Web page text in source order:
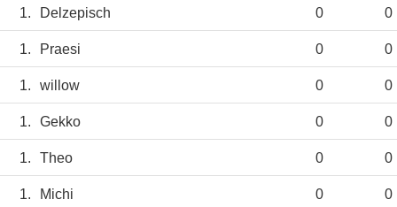
1. Delzepisch 0 0
1. Praesi 0 0
1. willow 0 0
1. Gekko 0 0
1. Theo 0 0
1. Michi 0 0